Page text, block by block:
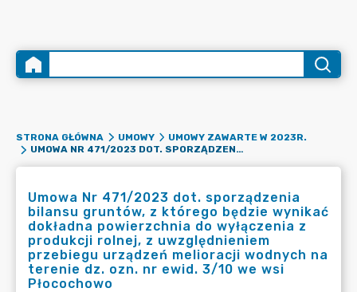
STRONA GŁÓWNA UMOWY
UMOWY ZAWARTE W 2023R.
UMOWA NR 471/2023 DOT. SPORZĄDZENIA BILANSU GRUNTÓW, Z KTÓREGO BĘDZIE WYNIKAĆ DOKŁADNA POWIERZCHNIA DO WYŁĄCZENIA Z PRODUKCJI ROLNEJ, Z UWZGLĘDNIENIEM PRZEBIEGU URZĄDZEŃ MELIORACJI WODNYCH NA TERENIE DZ. OZN. NR EWID. 3/10 WE WSI PŁOCOCHOWO
Umowa Nr 471/2023 dot. sporządzenia
bilansu gruntów, z którego będzie wynikać
dokładna powierzchnia do wyłączenia z
produkcji rolnej, z uwzględnieniem
przebiegu urządzeń melioracji wodnych na
terenie dz. ozn. nr ewid. 3/10 we wsi
Płocochowo